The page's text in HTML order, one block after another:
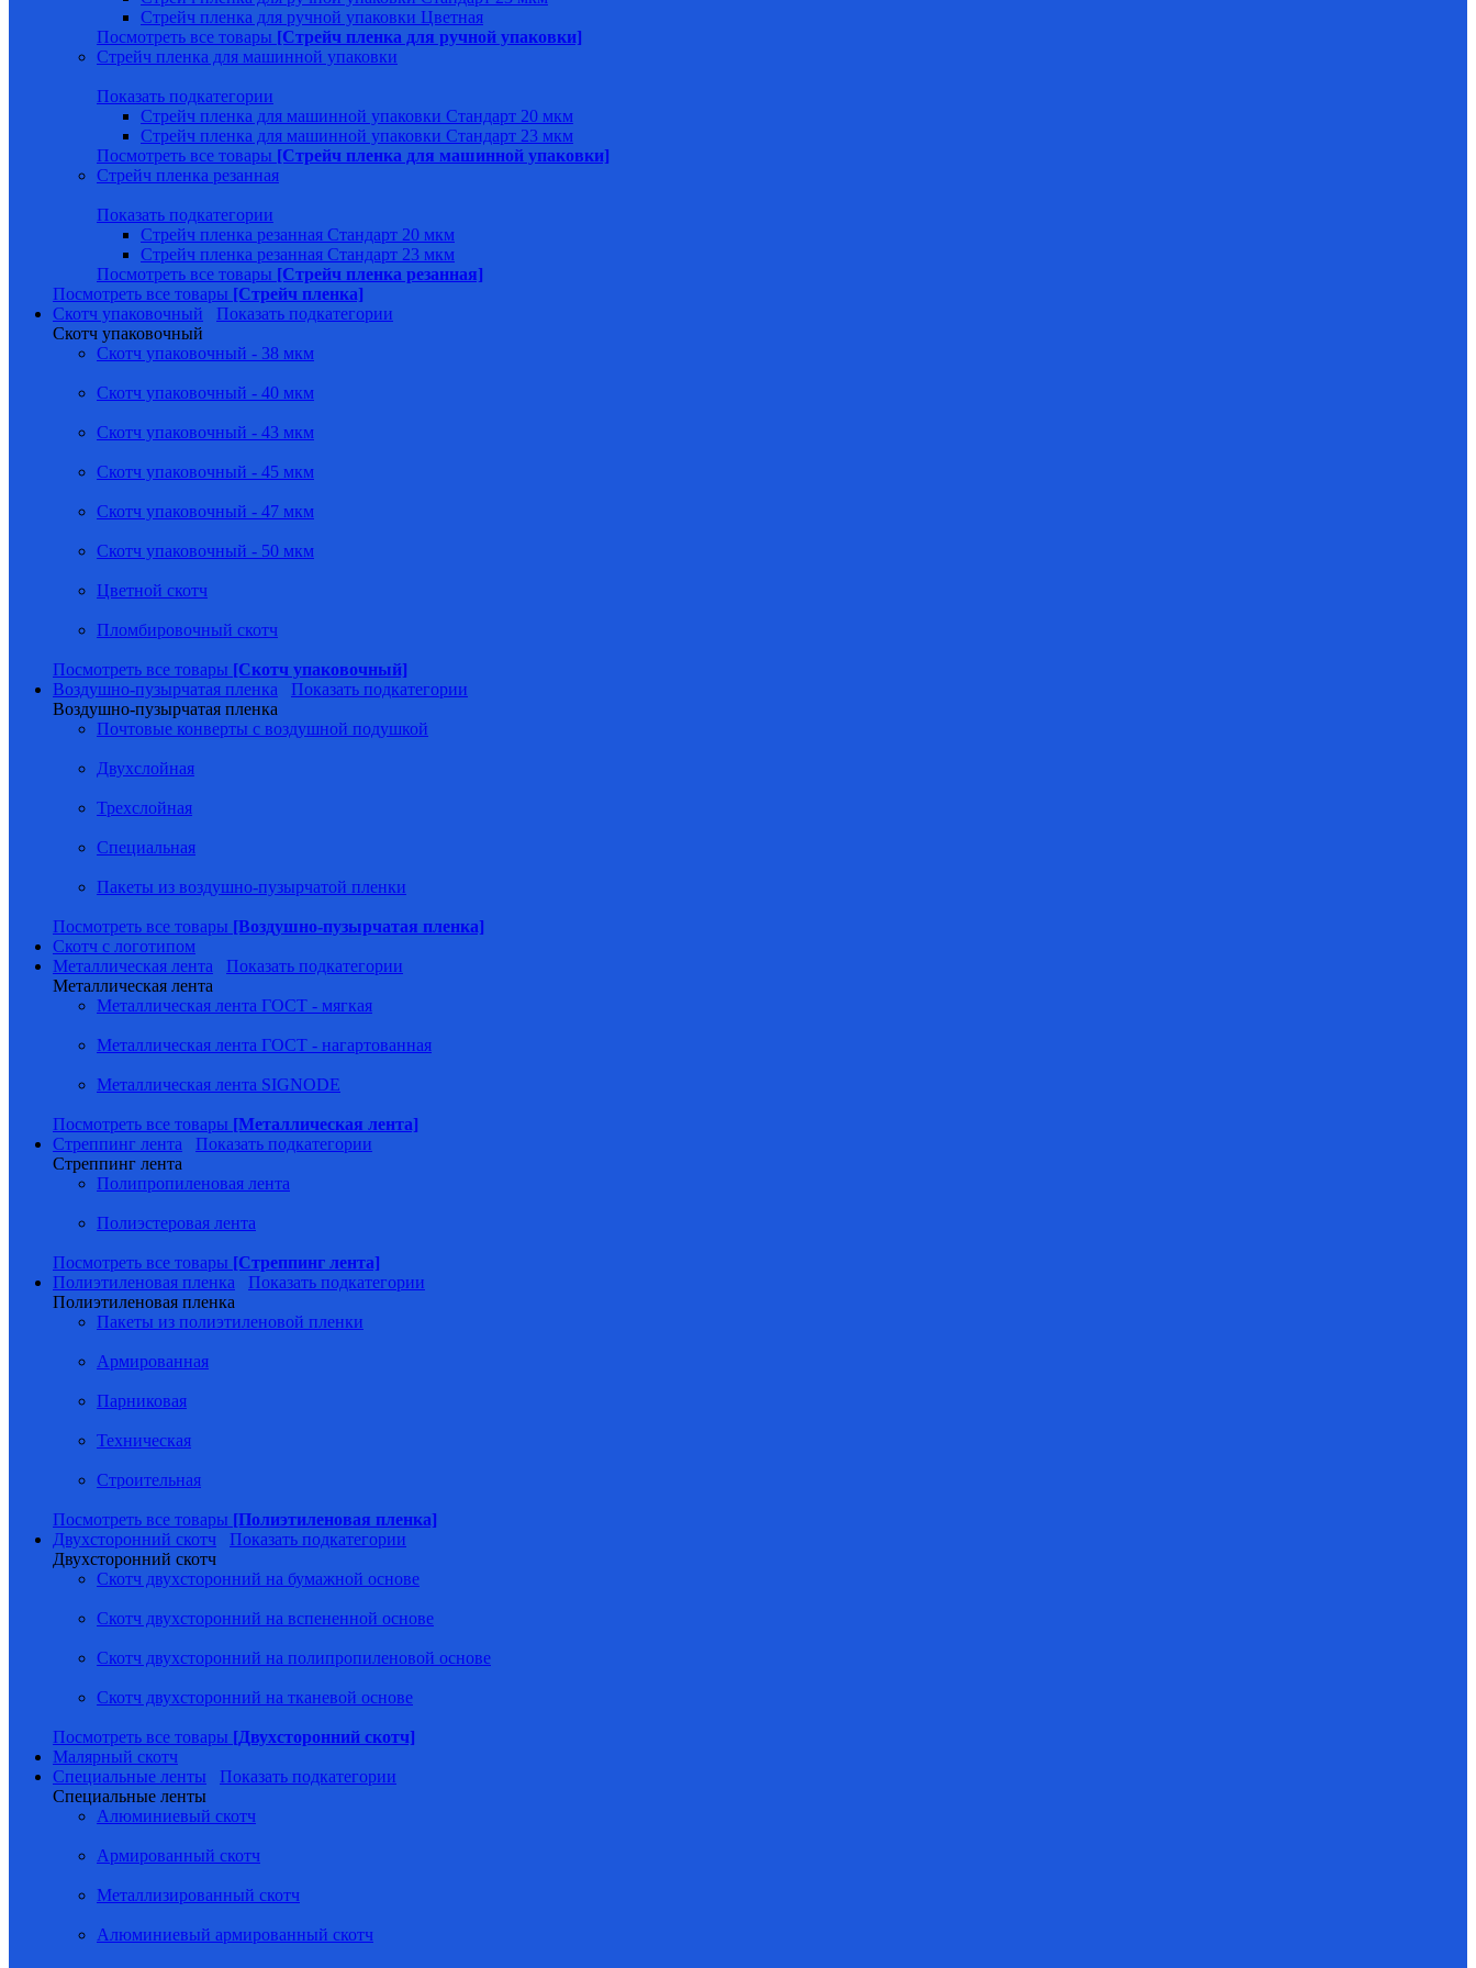
Стрейч пленка для ручной упаковки Цветная
Посмотреть все товары [Стрейч пленка для ручной упаковки]
Стрейч пленка для машинной упаковки
Показать подкатегории
Стрейч пленка для машинной упаковки Стандарт 20 мкм
Стрейч пленка для машинной упаковки Стандарт 23 мкм
Посмотреть все товары [Стрейч пленка для машинной упаковки]
Стрейч пленка резанная
Показать подкатегории
Стрейч пленка резанная Стандарт 20 мкм
Стрейч пленка резанная Стандарт 23 мкм
Посмотреть все товары [Стрейч пленка резанная]
Посмотреть все товары [Стрейч пленка]
Скотч упаковочный
Показать подкатегории
Скотч упаковочный
Скотч упаковочный - 38 мкм
Скотч упаковочный - 40 мкм
Скотч упаковочный - 43 мкм
Скотч упаковочный - 45 мкм
Скотч упаковочный - 47 мкм
Скотч упаковочный - 50 мкм
Цветной скотч
Пломбировочный скотч
Посмотреть все товары [Скотч упаковочный]
Воздушно-пузырчатая пленка
Показать подкатегории
Воздушно-пузырчатая пленка
Почтовые конверты с воздушной подушкой
Двухслойная
Трехслойная
Специальная
Пакеты из воздушно-пузырчатой пленки
Посмотреть все товары [Воздушно-пузырчатая пленка]
Скотч с логотипом
Металлическая лента
Показать подкатегории
Металлическая лента
Металлическая лента ГОСТ - мягкая
Металлическая лента ГОСТ - нагартованная
Металлическая лента SIGNODE
Посмотреть все товары [Металлическая лента]
Стреппинг лента
Показать подкатегории
Стреппинг лента
Полипропиленовая лента
Полиэстеровая лента
Посмотреть все товары [Стреппинг лента]
Полиэтиленовая пленка
Показать подкатегории
Полиэтиленовая пленка
Пакеты из полиэтиленовой пленки
Армированная
Парниковая
Техническая
Строительная
Посмотреть все товары [Полиэтиленовая пленка]
Двухсторонний скотч
Показать подкатегории
Двухсторонний скотч
Скотч двухсторонний на бумажной основе
Скотч двухсторонний на вспененной основе
Скотч двухсторонний на полипропиленовой основе
Скотч двухсторонний на тканевой основе
Посмотреть все товары [Двухсторонний скотч]
Малярный скотч
Специальные ленты
Показать подкатегории
Специальные ленты
Алюминиевый скотч
Армированный скотч
Металлизированный скотч
Алюминиевый армированный скотч